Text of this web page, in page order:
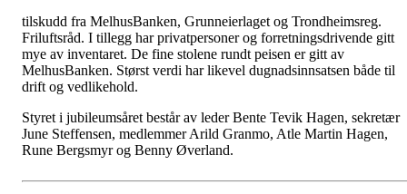
tilskudd fra MelhusBanken, Grunneierlaget og Trondheimsreg.
Friluftsråd. I tillegg har privatpersoner og forretningsdrivende gitt
mye av inventaret. De fine stolene rundt peisen er gitt av
MelhusBanken. Størst verdi har likevel dugnadsinnsatsen både til
drift og vedlikehold.
Styret i jubileumsåret består av leder Bente Tevik Hagen, sekretær
June Steffensen, medlemmer Arild Granmo, Atle Martin Hagen,
Rune Bergsmyr og Benny Øverland.